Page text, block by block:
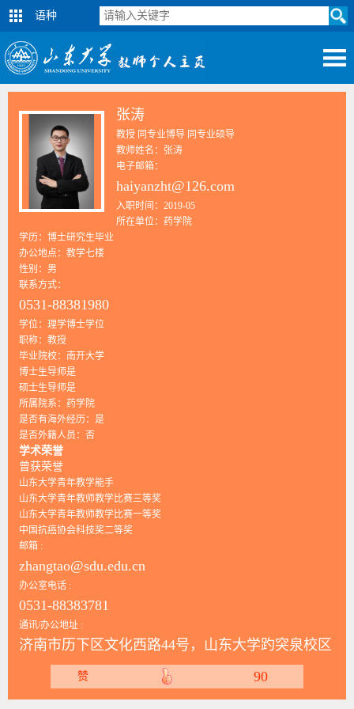
语种
张涛
教授 同专业博导 同专业硕导
教师姓名：张涛
电子邮箱：
haiyanzht@126.com
入职时间：2019-05
所在单位：药学院
学历：博士研究生毕业
办公地点：教学七楼
性别：男
联系方式：
0531-88381980
学位：理学博士学位
职称：教授
毕业院校：南开大学
博士生导师是
硕士生导师是
所属院系：药学院
是否有海外经历：是
是否外籍人员：否
学术荣誉
曾获荣誉
山东大学青年教学能手
山东大学青年教师教学比赛三等奖
山东大学青年教师教学比赛一等奖
中国抗癌协会科技奖二等奖
邮箱 :
zhangtao@sdu.edu.cn
办公室电话 :
0531-88383781
通讯/办公地址 :
济南市历下区文化西路44号，山东大学趵突泉校区
赞 90